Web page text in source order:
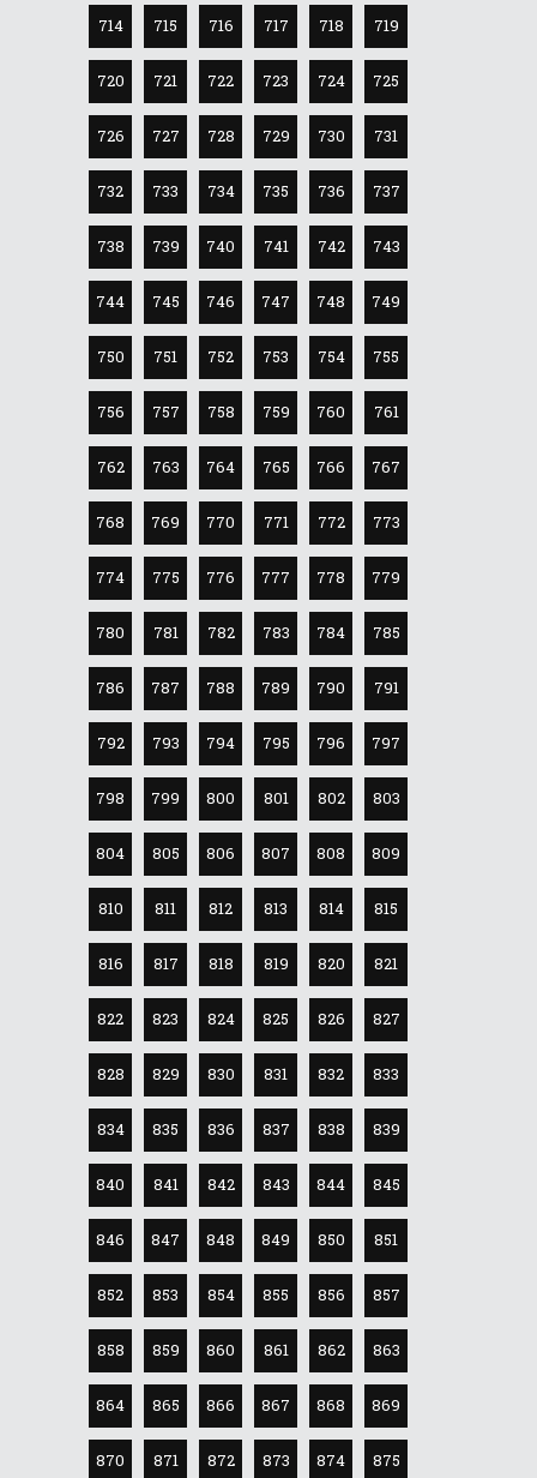
714 715 716 717 718 719
720 721 722 723 724 725
726 727 728 729 730 731
732 733 734 735 736 737
738 739 740 741 742 743
744 745 746 747 748 749
750 751 752 753 754 755
756 757 758 759 760 761
762 763 764 765 766 767
768 769 770 771 772 773
774 775 776 777 778 779
780 781 782 783 784 785
786 787 788 789 790 791
792 793 794 795 796 797
798 799 800 801 802 803
804 805 806 807 808 809
810 811 812 813 814 815
816 817 818 819 820 821
822 823 824 825 826 827
828 829 830 831 832 833
834 835 836 837 838 839
840 841 842 843 844 845
846 847 848 849 850 851
852 853 854 855 856 857
858 859 860 861 862 863
864 865 866 867 868 869
870 871 872 873 874 875